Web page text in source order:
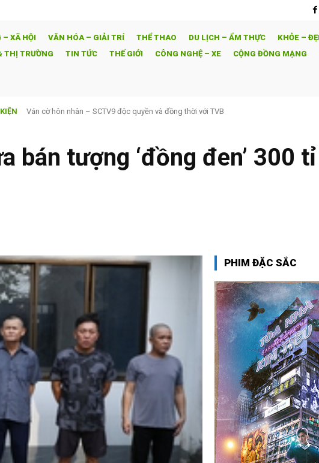
– XÃ HỘI VĂN HÓA – GIẢI TRÍ THỂ THAO DU LỊCH – ẨM THỰC
KHỎE –
THỊ TRƯỜNG
TIN TỨC THẾ GIỚI CÔNG NGHỆ – XE CỘNG ĐỒNG MẠNG
Ván cờ hôn nhân – SCTV9 độc quyền và đồng thời với TVB
VÒNG 01 CARABAO CUP 2026/27: Bữa tiệc bóng đá ANH bắt đầu!
bán tượng ‘đồng đen’ 300 tỉ
PHIM ĐẶC SẮC